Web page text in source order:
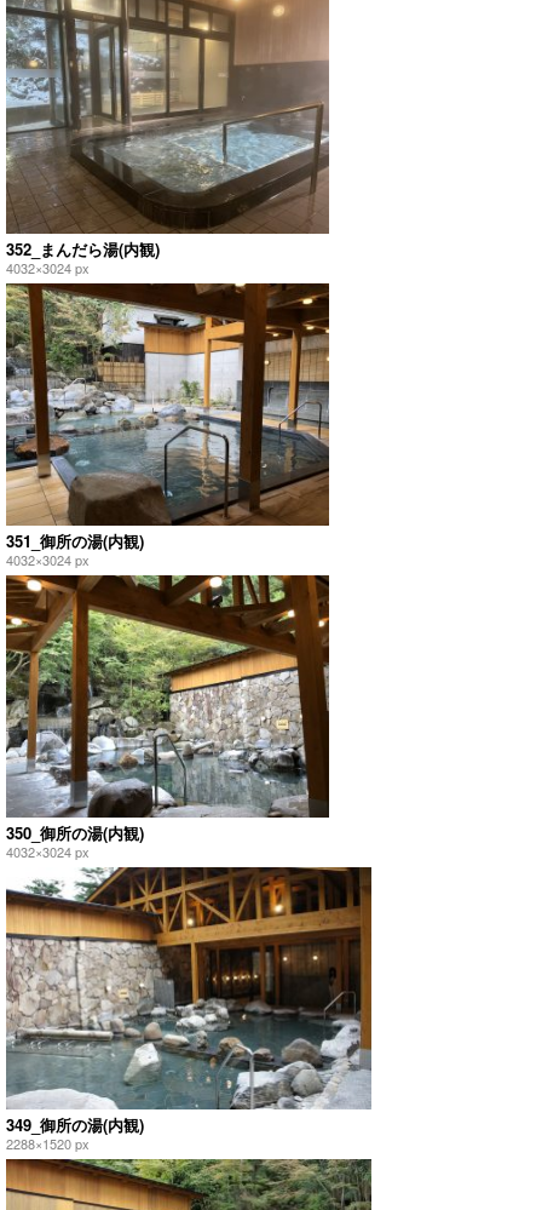
352_まんだら湯(内観)
4032×3024 px
351_御所の湯(内観)
4032×3024 px
350_御所の湯(内観)
4032×3024 px
349_御所の湯(内観)
2288×1520 px